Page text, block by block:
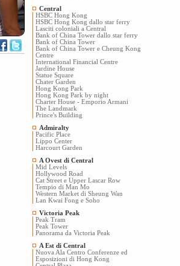
Central
HSBC Hong Kong
HSBC Hong Kong dallo star ferry
Lasciti coloniali a Central
Bank of China Tower dallo star ferry
Bank of China Tower
Bank of China Tower e Cheung Kong
Centre
International Financial Centre
Jardine House
Statue Square
Chater Garden
Hong Kong Park
Hong Kong Park by night
Charter House - Emporio Armani
The Landmark
Prince's Building
Admiralty
Pacific Place
Lippo Center
Harcourt Garden
A Ovest di Central
Mid Levels
Hollywood Road
Cat Street e Upper Lascar Row
Tempio di Man Mo
Western Market di Sheung Wan
Lan Kwai Fong e Soho
Victoria Peak
Peak Tram
Peak Tower
Panorama da Victoria Peak
A Est di Central
Nuova Ala Centro Conferenze ed
Esposizioni di Hong Kong